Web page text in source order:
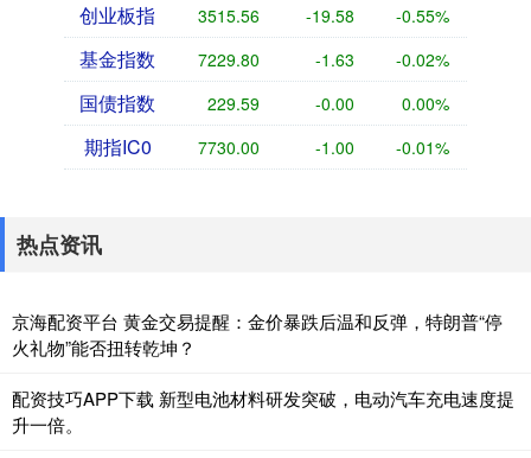
创业板指 3515.56 -19.58 -0.55%
基金指数 7229.80 -1.63 -0.02%
国债指数 229.59 -0.00 0.00%
期指IC0 7730.00 -1.00 -0.01%
热点资讯
京海配资平台 黄金交易提醒：金价暴跌后温和反弹，特朗普“停
火礼物”能否扭转乾坤？
配资技巧APP下载 新型电池材料研发突破，电动汽车充电速度提
升一倍。